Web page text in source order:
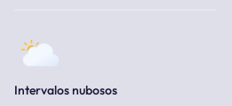
Intervalos nubosos